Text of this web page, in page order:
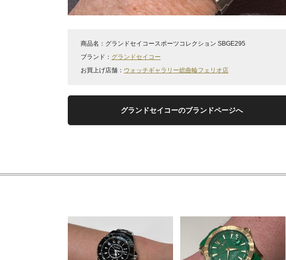
商品名： グランドセイコースポーツコレクション SBGE295
ブランド： グランドセイコー
お買上げ店舗： ウォッチギャラリー総曲輪フェリオ店
グランドセイコーのブランドページへ